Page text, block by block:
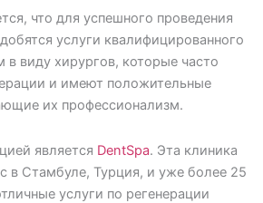
что для успешного проведения
услуги квалифицированного
виду хирургов, которые часто
и имеют положительные
их профессионализм.
является DentSpa. Эта клиника
в Стамбуле, Турция, и уже более 25
услуги по регенерации